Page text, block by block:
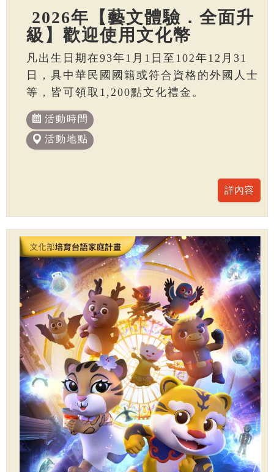
2026年【藝文體驗．全面升
級】歡迎使用文化幣
凡出生日期在93年1月1日至102年12月31
日，具中華民國國籍或符合資格的外國人士
等，皆可領取1,200點文化禮金。
活動時間
活動地點